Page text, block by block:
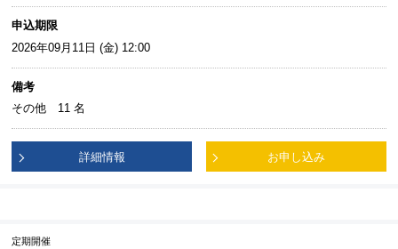
申込期限
2026年09月11日 (金) 12:00
備考
その他 11 名
詳細情報 お申し込み
定期開催